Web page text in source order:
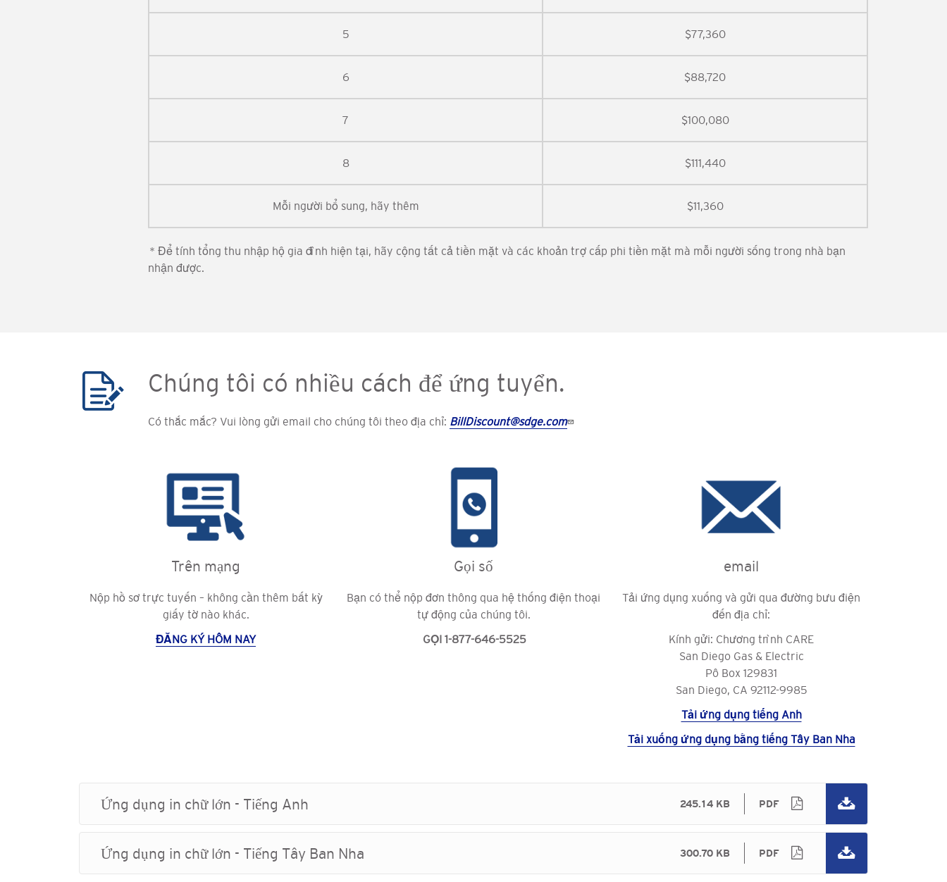
5 $77,360
6 $88,720
7 $100,080
8 $111,440
Mỗi người bổ sung, hãy thêm $11,360
* Để tính tổng thu nhập hộ gia đình hiện tại, hãy cộng tất cả tiền mặt và các khoản trợ cấp phi tiền mặt mà mỗi người sống trong nhà bạn
nhận được.
Chúng tôi có nhiều cách để ứng tuyển.
Có thắc mắc? Vui lòng gửi email cho chúng tôi theo địa chỉ: BillDiscount@sdge.com
Trên mạng
Nộp hồ sơ trực tuyến – không cần thêm bất kỳ
giấy tờ nào khác.
ĐĂNG KÝ HÔM NAY
Gọi số
Bạn có thể nộp đơn thông qua hệ thống điện thoại
tự động của chúng tôi.
GỌI 1-877-646-5525
email
Tải ứng dụng xuống và gửi qua đường bưu điện
đến địa chỉ:
Kính gửi: Chương trình CARE
San Diego Gas & Electric
Pô Box 129831
San Diego, CA 92112-9985
Tải ứng dụng tiếng Anh
Tải xuống ứng dụng bằng tiếng Tây Ban Nha
245.14 KB PDF
Ứng dụng in chữ lớn - Tiếng Anh
300.70 KB PDF
Ứng dụng in chữ lớn - Tiếng Tây Ban Nha